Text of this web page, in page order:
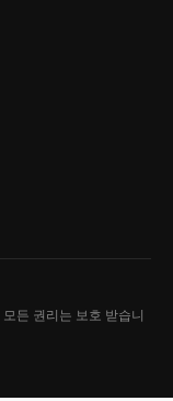
모든 권리는 보호 받습니